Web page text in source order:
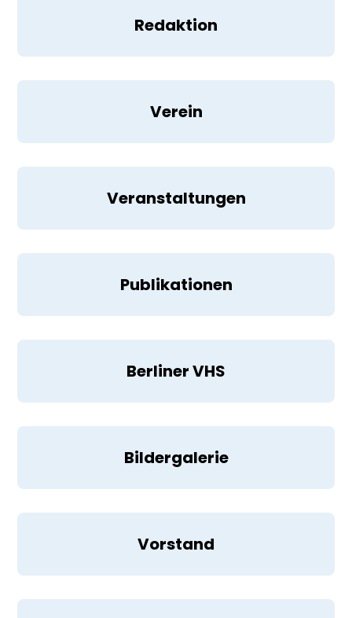
Redaktion
Verein
Veranstaltungen
Publikationen
Berliner VHS
Bildergalerie
Vorstand